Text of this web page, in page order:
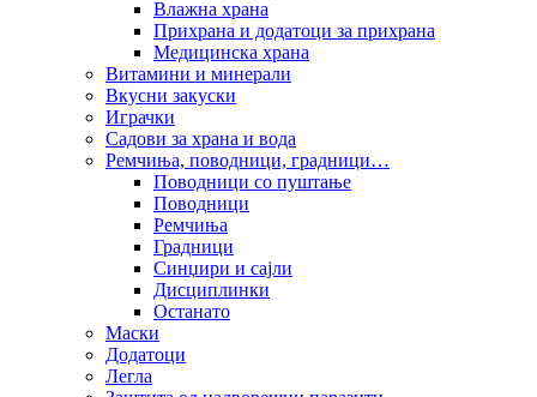
Влажна храна
Прихрана и додатоци за прихрана
Медицинска храна
Витамини и минерали
Вкусни закуски
Играчки
Садови за храна и вода
Ремчиња, поводници, градници…
Поводници со пуштање
Поводници
Ремчиња
Градници
Синџири и сајли
Дисциплинки
Останато
Маски
Додатоци
Легла